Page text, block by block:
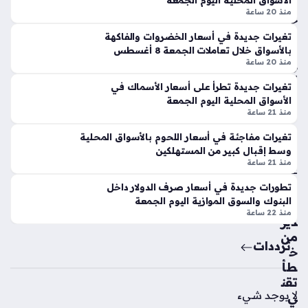
لم
ؤت
مر
ها
الد
ول
ي
الثا
ني
شر
بال
شا
رق
ة
منذ
3
سا
عا
45
جني
ها
للج
رام
الوا
حد
منذ
18
سا
عة
تح
ذير
من
خ
طأ
تقن
ي
الجرام الواحد، مما دفع المتعاملين لمتابعة هذه التحركات
منذ 20 ساعة
تغيرات جديدة في أسعار الخضروات والفاكهة
بالأسواق خلال تعاملات الجمعة 8 أغسطس
منذ 20 ساعة
تغيرات جديدة تطرأ على أسعار الأسماك في
الأسواق المحلية اليوم الجمعة
منذ 21 ساعة
تغيرات مفاجئة في أسعار اللحوم بالأسواق المحلية
وسط إقبال كبير من المستهلكين
منذ 21 ساعة
تطورات جديدة في أسعار صرف الدولار داخل
البنوك والسوق الموازية اليوم الجمعة
منذ 22 ساعة
ترددات
لا يوجد شيء